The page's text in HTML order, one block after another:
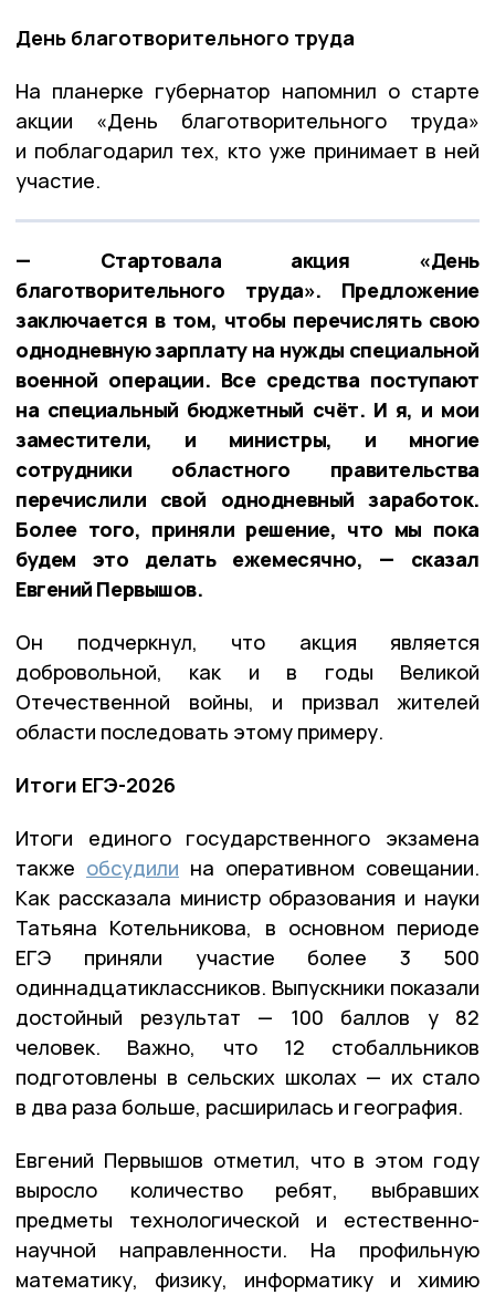
День благотворительного труда
На планерке губернатор напомнил о старте
акции «День благотворительного труда»
и поблагодарил тех, кто уже принимает в ней
участие.
— Стартовала акция «День
благотворительного труда». Предложение
заключается в том, чтобы перечислять свою
однодневную зарплату на нужды специальной
военной операции. Все средства поступают
на специальный бюджетный счёт. И я, и мои
заместители, и министры, и многие
сотрудники областного правительства
перечислили свой однодневный заработок.
Более того, приняли решение, что мы пока
будем это делать ежемесячно, — сказал
Евгений Первышов.
Он подчеркнул, что акция является
добровольной, как и в годы Великой
Отечественной войны, и призвал жителей
области последовать этому примеру.
Итоги ЕГЭ-2026
Итоги единого государственного экзамена
также обсудили на оперативном совещании.
Как рассказала министр образования и науки
Татьяна Котельникова, в основном периоде
ЕГЭ приняли участие более 3 500
одиннадцатиклассников. Выпускники показали
достойный результат — 100 баллов у 82
человек. Важно, что 12 стобалльников
подготовлены в сельских школах — их стало
в два раза больше, расширилась и география.
Евгений Первышов отметил, что в этом году
выросло количество ребят, выбравших
предметы технологической и естественно-
научной направленности. На профильную
математику, физику, информатику и химию